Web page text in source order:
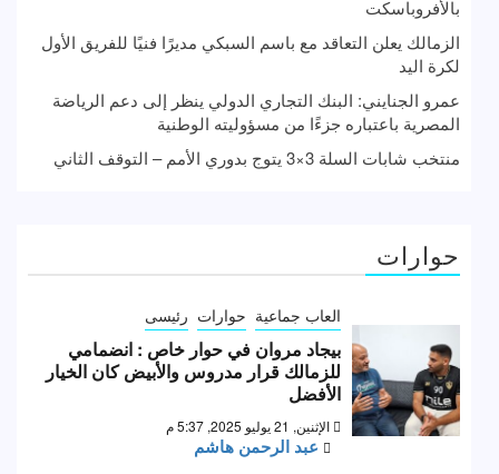
بالأفروباسكت
الزمالك يعلن التعاقد مع باسم السبكي مديرًا فنيًا للفريق الأول
لكرة اليد
عمرو الجنايني: البنك التجاري الدولي ينظر إلى دعم الرياضة
المصرية باعتباره جزءًا من مسؤوليته الوطنية
منتخب شابات السلة 3×3 يتوج بدوري الأمم – التوقف الثاني
حوارات
العاب جماعية حوارات رئيسى
بيجاد مروان في حوار خاص : انضمامي
للزمالك قرار مدروس والأبيض كان الخيار
الأفضل
الإثنين, 21 يوليو 2025, 5:37 م
عبد الرحمن هاشم